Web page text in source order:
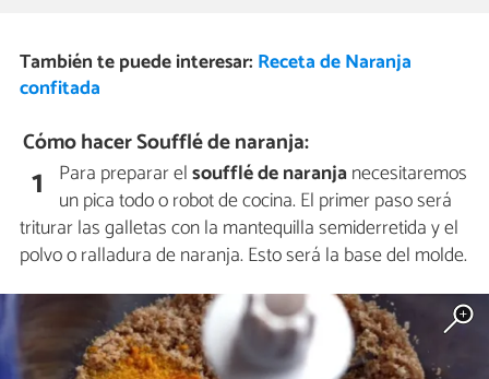
También te puede interesar: Receta de Naranja
confitada
Cómo hacer Soufflé de naranja:
1 Para preparar elsoufflé de naranjanecesitaremos
un pica todo o robot de cocina. El primer paso será
triturar las galletas con la mantequilla semiderretida y el
polvo o ralladura de naranja. Esto será la base del molde.